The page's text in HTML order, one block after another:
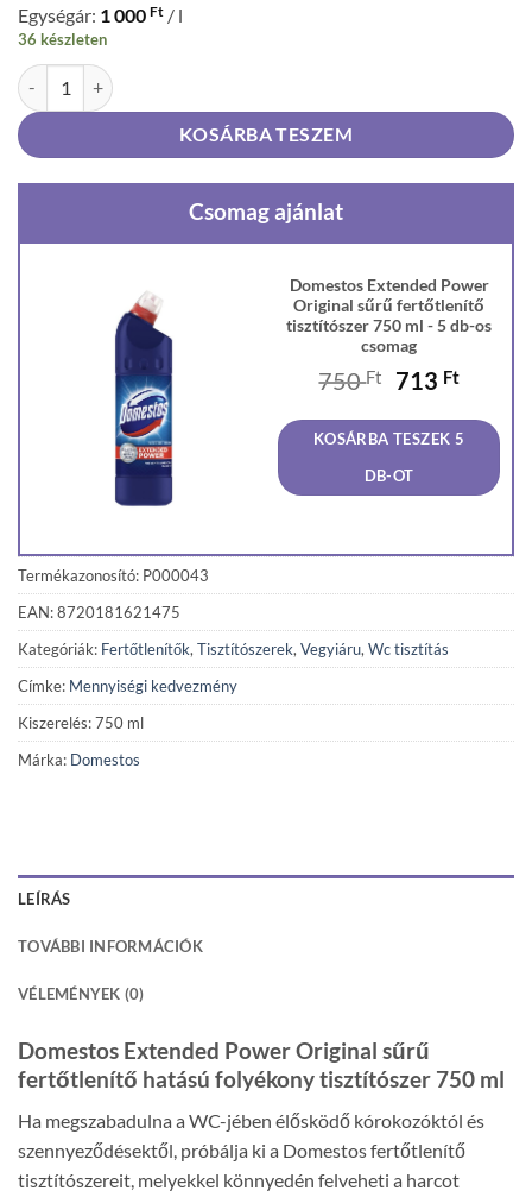
Egységár: 1 000 Ft / l
36 készleten
Domestos Extended Power Original sűrű fertőtlenítő tisztítószer 750
KOSÁRBA TESZEM
Csomag ajánlat
Domestos Extended Power
Original sűrű fertőtlenítő
tisztítószer 750 ml - 5 db-os
csomag
750Ft
Original
was:
750 Ft.
713 Ft
is:
713
KOSÁRBA TESZEK 5
DB-OT
Termékazonosító: P000043
EAN: 8720181621475
Kategóriák: Fertőtlenítők, Tisztítószerek, Vegyiáru, Wc tisztítás
Címke: Mennyiségi kedvezmény
Kiszerelés: 750 ml
Márka: Domestos
LEÍRÁS
TOVÁBBI INFORMÁCIÓK
VÉLEMÉNYEK (0)
Domestos Extended Power Original sűrű
fertőtlenítő hatású folyékony tisztítószer 750 ml
Ha megszabadulna a WC-jében élősködő kórokozóktól és
szennyeződésektől, próbálja ki a Domestos fertőtlenítő
tisztítószereit, melyekkel könnyedén felveheti a harcot